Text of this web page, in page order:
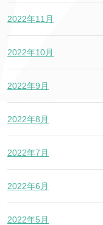
2022年11月
2022年10月
2022年9月
2022年8月
2022年7月
2022年6月
2022年5月